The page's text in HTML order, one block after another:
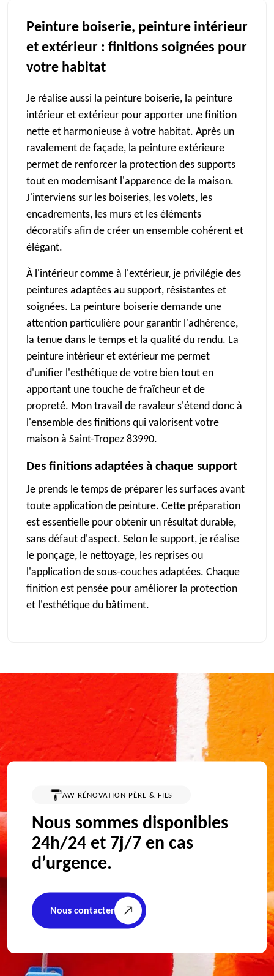
Peinture boiserie, peinture intérieur
et extérieur : finitions soignées pour
votre habitat
Je réalise aussi la peinture boiserie, la peinture
intérieur et extérieur pour apporter une finition
nette et harmonieuse à votre habitat. Après un
ravalement de façade, la peinture extérieure
permet de renforcer la protection des supports
tout en modernisant l'apparence de la maison.
J'interviens sur les boiseries, les volets, les
encadrements, les murs et les éléments
décoratifs afin de créer un ensemble cohérent et
élégant.
À l'intérieur comme à l'extérieur, je privilégie des
peintures adaptées au support, résistantes et
soignées. La peinture boiserie demande une
attention particulière pour garantir l'adhérence,
la tenue dans le temps et la qualité du rendu. La
peinture intérieur et extérieur me permet
d'unifier l'esthétique de votre bien tout en
apportant une touche de fraîcheur et de
propreté. Mon travail de ravaleur s'étend donc à
l'ensemble des finitions qui valorisent votre
maison à Saint-Tropez 83990.
Des finitions adaptées à chaque support
Je prends le temps de préparer les surfaces avant
toute application de peinture. Cette préparation
est essentielle pour obtenir un résultat durable,
sans défaut d'aspect. Selon le support, je réalise
le ponçage, le nettoyage, les reprises ou
l'application de sous-couches adaptées. Chaque
finition est pensée pour améliorer la protection
et l'esthétique du bâtiment.
AW RÉNOVATION PÈRE & FILS
Nous sommes disponibles
24h/24 et 7j/7 en cas
d’urgence.
Nous contacter